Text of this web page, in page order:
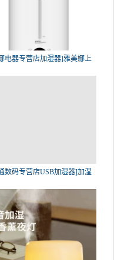
电器专营店加湿器]雅美娜上
数码专营店USB加湿器]加湿